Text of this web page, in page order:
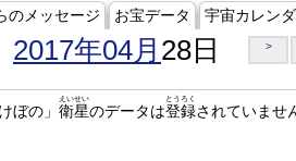
のメッセージ お宝データ 宇宙カレン
2017年04月 28日 >
ぼの」 衛星
えいせい
のデータは登録
とうろく
されていませ